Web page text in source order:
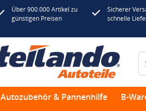
Über 900.000 Artikel zu
günstigen Preisen
Sicherer
schnelle
Autozubehör & Pannenhilfe B-